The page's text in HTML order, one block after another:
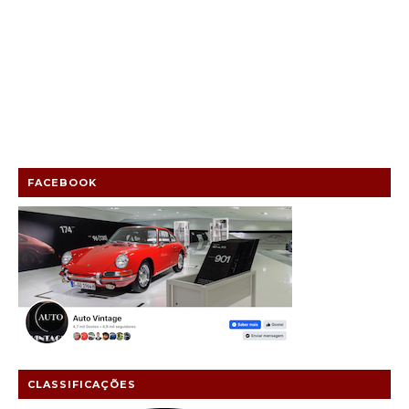
FACEBOOK
CLASSIFICAÇÕES